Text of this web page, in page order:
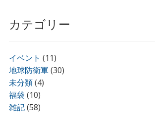
カテゴリー
イベント (11)
地球防衛軍(30)
未分類(4)
福袋 (10)
雑記(58)